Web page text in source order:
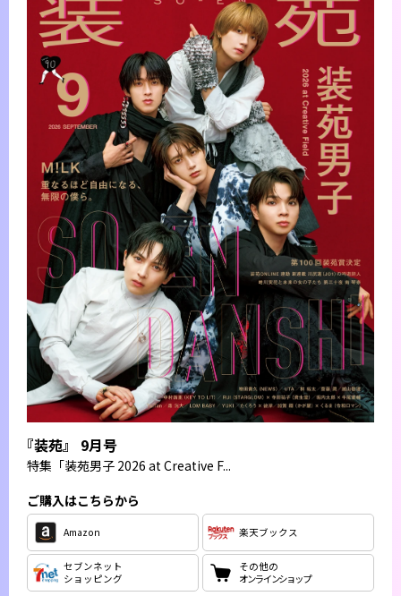
『装苑』 9月号
特集 「装苑男子 2026 at Creative F...
ご購入はこちらから
Amazon 楽天ブックス
セブンネット
ショッピング
その他の
オンラインショップ